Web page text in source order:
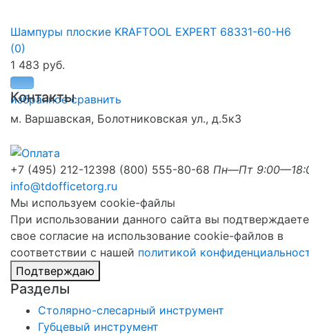
избранное сравнить
Шампуры плоские KRAFTOOL EXPERT 68331-60-Н6
(0)
1 483 руб.
Контакты
м. Варшавская, Болотниковская ул., д.5к3
+7 (495) 212-12398 (800) 555-80-68 Пн—Пт
info@tdofficetorg.ru
Мы используем cookie-файлы
При использовании данного сайта вы подтверждаете
свое согласие на использование cookie-файлов в
соответствии с нашей политикой
Подтверждаю
Разделы
Столярно-слесарный инструмент
Губцевый инструмент